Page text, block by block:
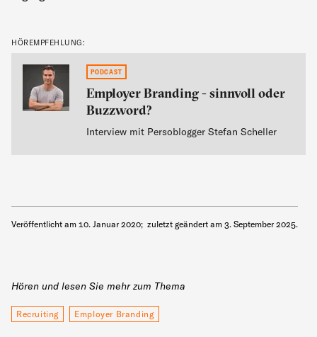
HÖREMPFEHLUNG:
PODCAST
Employer Branding - sinnvoll oder
Buzzword?
Interview mit Persoblogger Stefan Scheller
Veröffentlicht am 10. Januar 2020; zuletzt geändert am 3. September 2025.
Hören und lesen Sie mehr zum Thema
Recruiting Employer Branding